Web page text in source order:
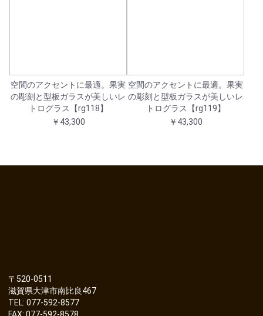
空間のアクセントに最適。果実
の彫刻と型板ガラスが美しいレ
トログラス【rg118】
￥43,300
空間のアクセントに最適。果実
の彫刻と型板ガラスが美しいレ
トログラス【rg119】
￥43,300
〒520-0511
滋賀県大津市南比良467
TEL: 077-592-8577
FAX: 077-592-8578